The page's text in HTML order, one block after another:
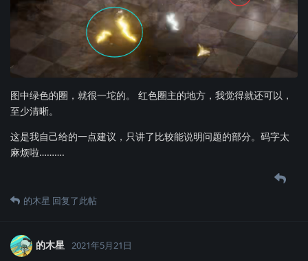
图中绿色的圈，就很一坨的。 红色圈主的地方，我觉得就还可以，
至少清晰。
这是我自己给的一点建议，只讲了比较能说明问题的部分。码字太
麻烦啦……….
的木星 回复了此帖
的木星 2021年5月21日